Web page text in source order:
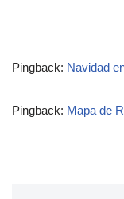
Pingback: Navidad
Pingback: Mapa de